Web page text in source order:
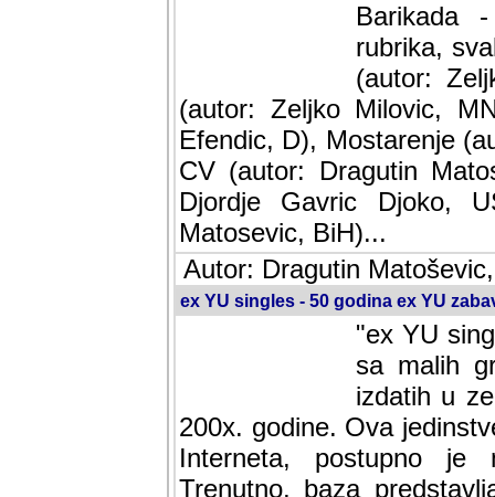
Barikada
rubrika,
(autor:
(autor: Zeljko Milovic,
Efendic, D), Mostarenje
CV (autor: Dragutin
Djordje Gavric Djoko,
Matosevic, BiH)...
Autor: Dragutin
ex YU singles - 50 godina ex YU
"ex YU
sa malih
izdatih u
200x. godine. Ova
Interneta, postupno je
baza predstavlja